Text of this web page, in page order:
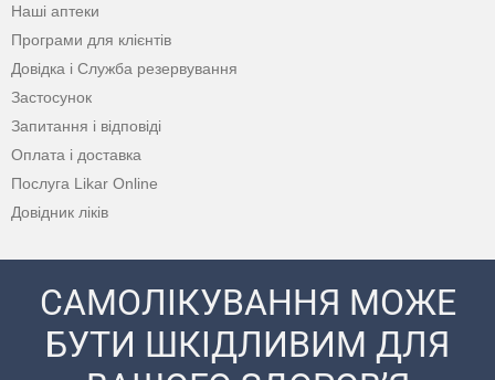
Наші аптеки
Програми для клієнтів
Довідка і Служба резервування
Застосунок
Запитання і відповіді
Оплата і доставка
Послуга Likar Online
Довідник ліків
САМОЛІКУВАННЯ МОЖЕ
БУТИ ШКІДЛИВИМ ДЛЯ